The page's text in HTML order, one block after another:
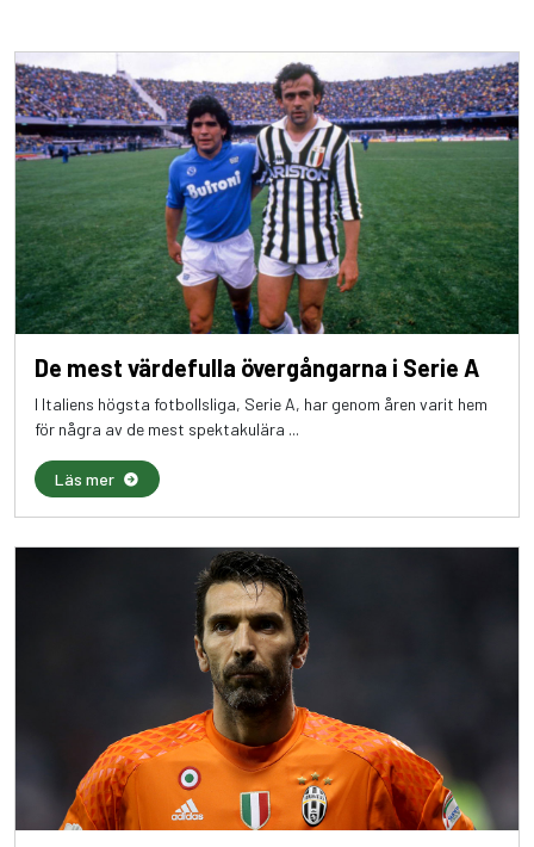
De mest värdefulla övergångarna i Serie A
I Italiens högsta fotbollsliga, Serie A, har genom åren varit hem
för några av de mest spektakulära ...
Läs mer